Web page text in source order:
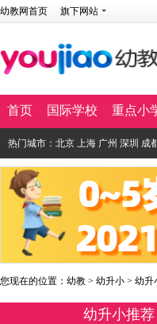
幼教网首页 旗下网站
首页 国际学校 重点小
热门城市： 北京 上海 广州 深圳 成
您现在的位置： 幼教 > 幼升小 > 幼升
幼升小推荐